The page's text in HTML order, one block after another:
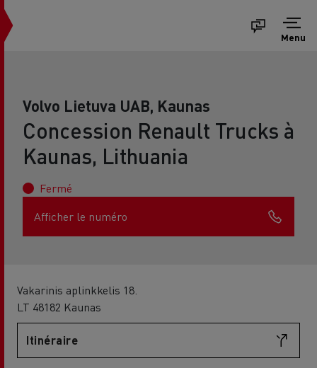
Menu
Volvo Lietuva UAB, Kaunas
Concession Renault Trucks à
Kaunas, Lithuania
Fermé
Afficher le numéro
Vakarinis aplinkkelis 18.
LT 48182 Kaunas
Itinéraire